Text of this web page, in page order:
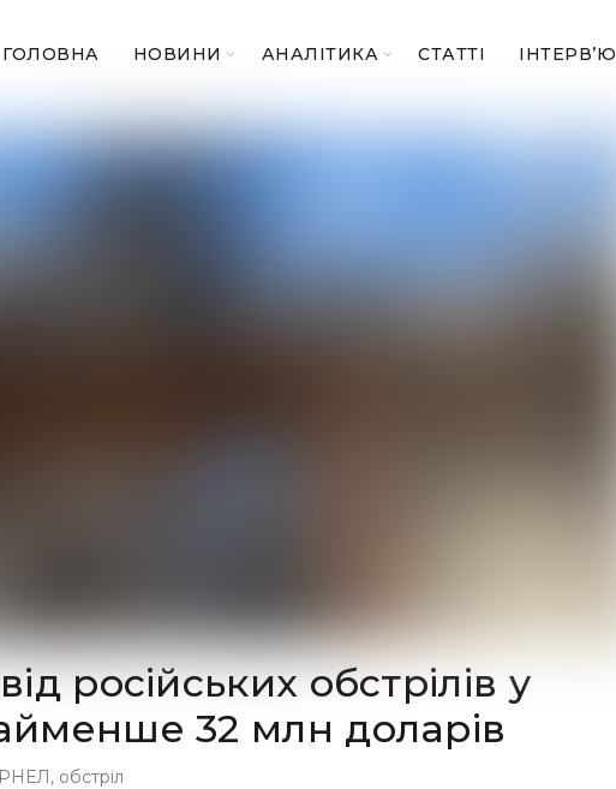
ГОЛОВНА НОВИНИ АНАЛІТИКА СТАТТІ ІНТЕРВ’Ю
російських обстрілів у
32 млн доларів
, обстріл